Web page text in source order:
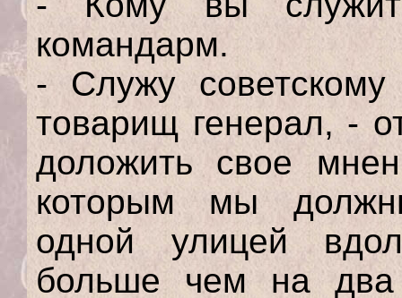
командарм.
- Служу
товарищ генерал, -
доложить свое
которым мы
одной улицей
больше чем на два